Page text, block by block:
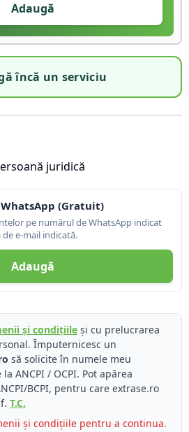
Adaugă
încă un serviciu
juridică
(Gratuit)
pe numărul de WhatsApp indicat
de e-mail indicată.
Adaugă
și condițiileși cu prelucrarea
Împuternicesc un
să solicite în numele meu
ANCPI / OCPI. Pot apărea
BCPI, pentru care extrase.ro
T.C.
și condițiile pentru a continua.